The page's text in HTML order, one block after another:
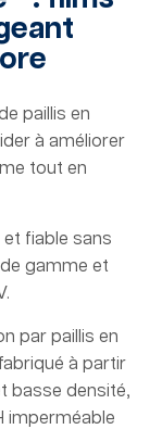
paillis en
à améliorer
tout en
et fiable sans
gamme et
par paillis en
à partir
basse densité,
imperméable